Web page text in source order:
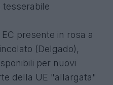
tesserabile
presente in rosa a
(Delgado),
per nuovi
della UE "allargata"